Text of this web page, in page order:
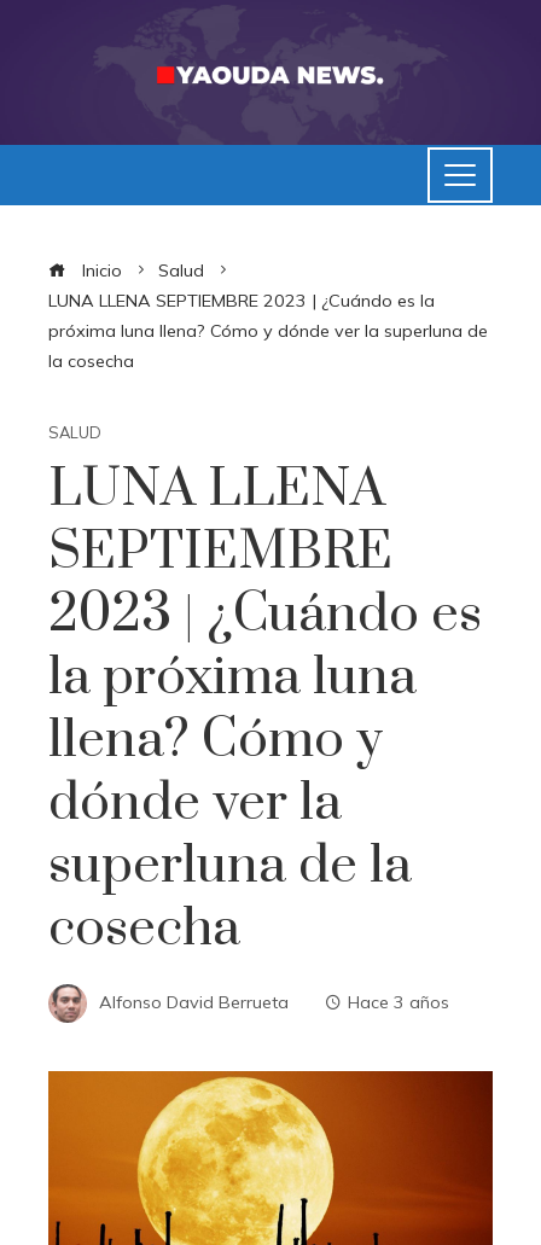
Inicio
Salud
LUNA LLENA SEPTIEMBRE 2023 | ¿Cuándo es la
próxima luna llena? Cómo y dónde ver la superluna de
la cosecha
SALUD
LUNA LLENA
SEPTIEMBRE
2023 | ¿Cuándo es
la próxima luna
llena? Cómo y
dónde ver la
superluna de la
cosecha
Alfonso David Berrueta Hace 3 años